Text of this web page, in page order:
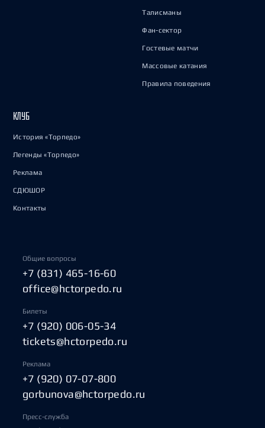
Талисманы
Фан-сектор
Гостевые матчи
Массовые катания
Правила поведения
КЛУБ
История «Торпедо»
Легенды «Торпедо»
Реклама
СДЮШОР
Контакты
Общие вопросы
+7 (831) 465-16-60
office@hctorpedo.ru
Билеты
+7 (920) 006-05-34
tickets@hctorpedo.ru
Реклама
+7 (920) 07-07-800
gorbunova@hctorpedo.ru
Пресс-служба